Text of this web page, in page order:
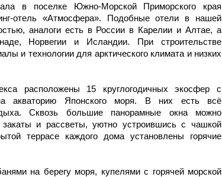
в поселке Южно-Морской Приморского края
отель «Атмосфера». Подобные отели в нашей
аналоги есть в России в Карелии и Алтае, а
Норвегии и Исландии. При строительстве
и технологии для арктического климата и низких
расположены 15 круглогодичных экосфер с
акваторию Японского моря. В них есть всё
Сквозь большие панорамные окна можно
и рассветы, уютно устроившись с чашкой
террасе каждого дома установлены горячие
на берегу моря, купелями с горячей морской